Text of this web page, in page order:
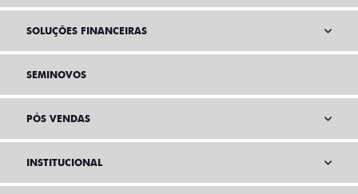
SOLUÇÕES FINANCEIRAS
SEMINOVOS
PÓS VENDAS
INSTITUCIONAL